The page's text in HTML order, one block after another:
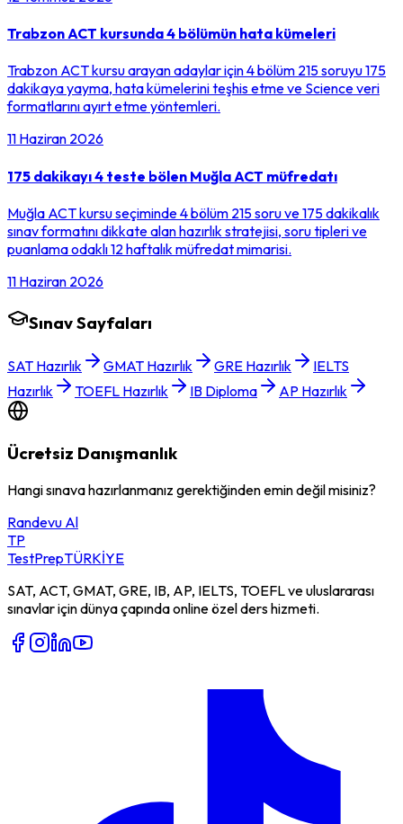
Trabzon ACT kursunda 4 bölümün hata kümeleri
Trabzon ACT kursu arayan adaylar için 4 bölüm 215 soruyu 175
dakikaya yayma, hata kümelerini teşhis etme ve Science veri
formatlarını ayırt etme yöntemleri.
11 Haziran 2026
175 dakikayı 4 teste bölen Muğla ACT müfredatı
Muğla ACT kursu seçiminde 4 bölüm 215 soru ve 175 dakikalık
sınav formatını dikkate alan hazırlık stratejisi, soru tipleri ve
puanlama odaklı 12 haftalık müfredat mimarisi.
11 Haziran 2026
Sınav Sayfaları
SAT Hazırlık GMAT Hazırlık GRE Hazırlık
IELTS
Hazırlık
TOEFL Hazırlık IB Diploma AP Hazırlık
Ücretsiz Danışmanlık
Hangi sınava hazırlanmanız gerektiğinden emin değil misiniz?
Randevu Al
TP
TestPrepTÜRKİYE
SAT, ACT, GMAT, GRE, IB, AP, IELTS, TOEFL ve uluslararası
sınavlar için dünya çapında online özel ders hizmeti.